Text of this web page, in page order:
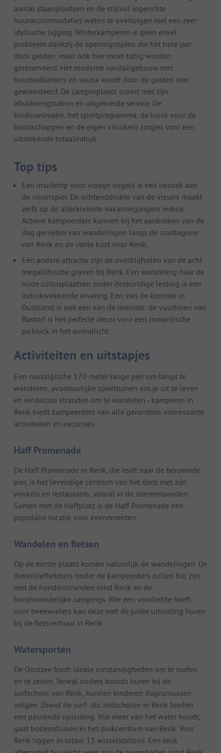
aantal staanplaatsen en de stijlvol ingerichte
huuraccommodaties weten te overtuigen met een zeer
idyllische ligging. Winterkamperen is geen enkel
probleem dankzij de openingstijden die het hele jaar
door gelden, maar ook hier moet tijdig worden
gereserveerd. Het moderne sanitairgebouw met
huurbadkamers en sauna wordt door de gasten zeer
gewaardeerd. De camperplaats scoort met zijn
afvalbrengstation en uitgebreide service. De
kinderanimatie, het sportprogramma, de kiosk voor de
boodschappen en de eigen visrokerij zorgen voor een
uitstekende totaalindruk.
Top tips
Een insidertip voor vroege vogels is een bezoek aan
de visserspier. De ochtenddrukte van de vissers maakt
zelfs op de allerkleinste vakantiegangers indruk.
Actieve kampeerders kunnen bij het aanbreken van de
dag genieten van wandelingen langs de zoutlagune
van Rerik en de steile kust voor Rerik.
Een andere attractie zijn de overblijfselen van de acht
megalithische graven bij Rerik. Een wandeling naar de
oude cultusplaatsen onder deskundige leiding is een
indrukwekkende ervaring. Een van de kleinste in
Duitsland is ook een van de mooiste: de vuurtoren van
Bastorf is het perfecte decor voor een romantische
picknick in het avondlicht.
Activiteiten en uitstapjes
Een nostalgische 170 meter lange pier om langs te
wandelen, avontuurlijke speeltuinen om je uit te leven
en eindeloze stranden om te wandelen - kamperen in
Rerik biedt kampeerders van alle generaties interessante
activiteiten en excursies.
Haff Promenade
De Haff Promenade in Rerik, die leidt naar de beroemde
pier, is het levendige centrum van het dorp met zijn
winkels en restaurants, vooral in de zomermaanden.
Samen met de Haffplatz is de Haff Promenade een
populaire locatie voor evenementen.
Wandelen en fietsen
Op de eerste plaats komen natuurlijk de wandelingen. De
dierenliefhebbers onder de kampeerders zullen blij zijn
met de hondenstranden rond Rerik en de
hondvriendelijke campings. Wie een voorliefde heeft
voor tweewielers kan deze met de juiste uitrusting huren
bij de fietsverhuur in Rerik.
Watersporten
De Oostzee biedt ideale omstandigheden om te surfen
en te zeilen. Terwijl ouders boards huren bij de
surfschool van Rerik, kunnen kinderen dagcursussen
volgen. Zowel de surf- als zeilscholen in Rerik bieden
een passende opleiding. Wie meer van het water houdt,
gaat bodemduiken in het duikcentrum van Rerik. Voor
Rerik liggen in totaal 15 wisselstations. Een leuk